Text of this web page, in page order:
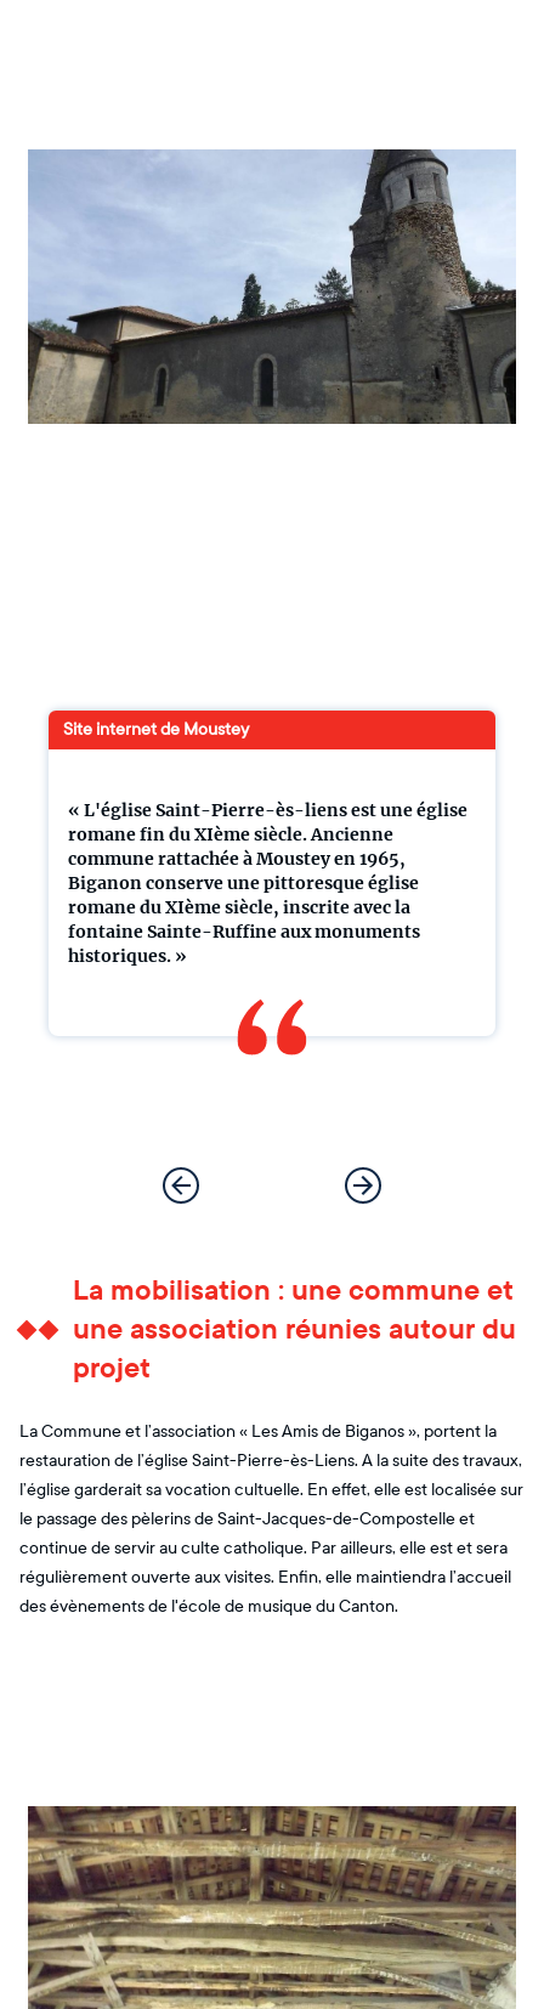
« L'église Saint-Pierre-ès-liens est une église
romane fin du XIème siècle. Ancienne
commune rattachée à Moustey en 1965,
Biganon conserve une pittoresque église
romane du XIème siècle, inscrite avec la
fontaine Sainte-Ruffine aux monuments
historiques. »
Site internet de Moustey
La mobilisation : une commune et
une association réunies autour du
projet
La Commune et l’association « Les Amis de Biganos », portent la
restauration de l’église Saint-Pierre-ès-Liens. A la suite des travaux,
l’église garderait sa vocation cultuelle. En effet, elle est localisée sur
le passage des pèlerins de Saint-Jacques-de-Compostelle et
continue de servir au culte catholique. Par ailleurs, elle est et sera
régulièrement ouverte aux visites. Enfin, elle maintiendra l’accueil
des évènements de l'école de musique du Canton.